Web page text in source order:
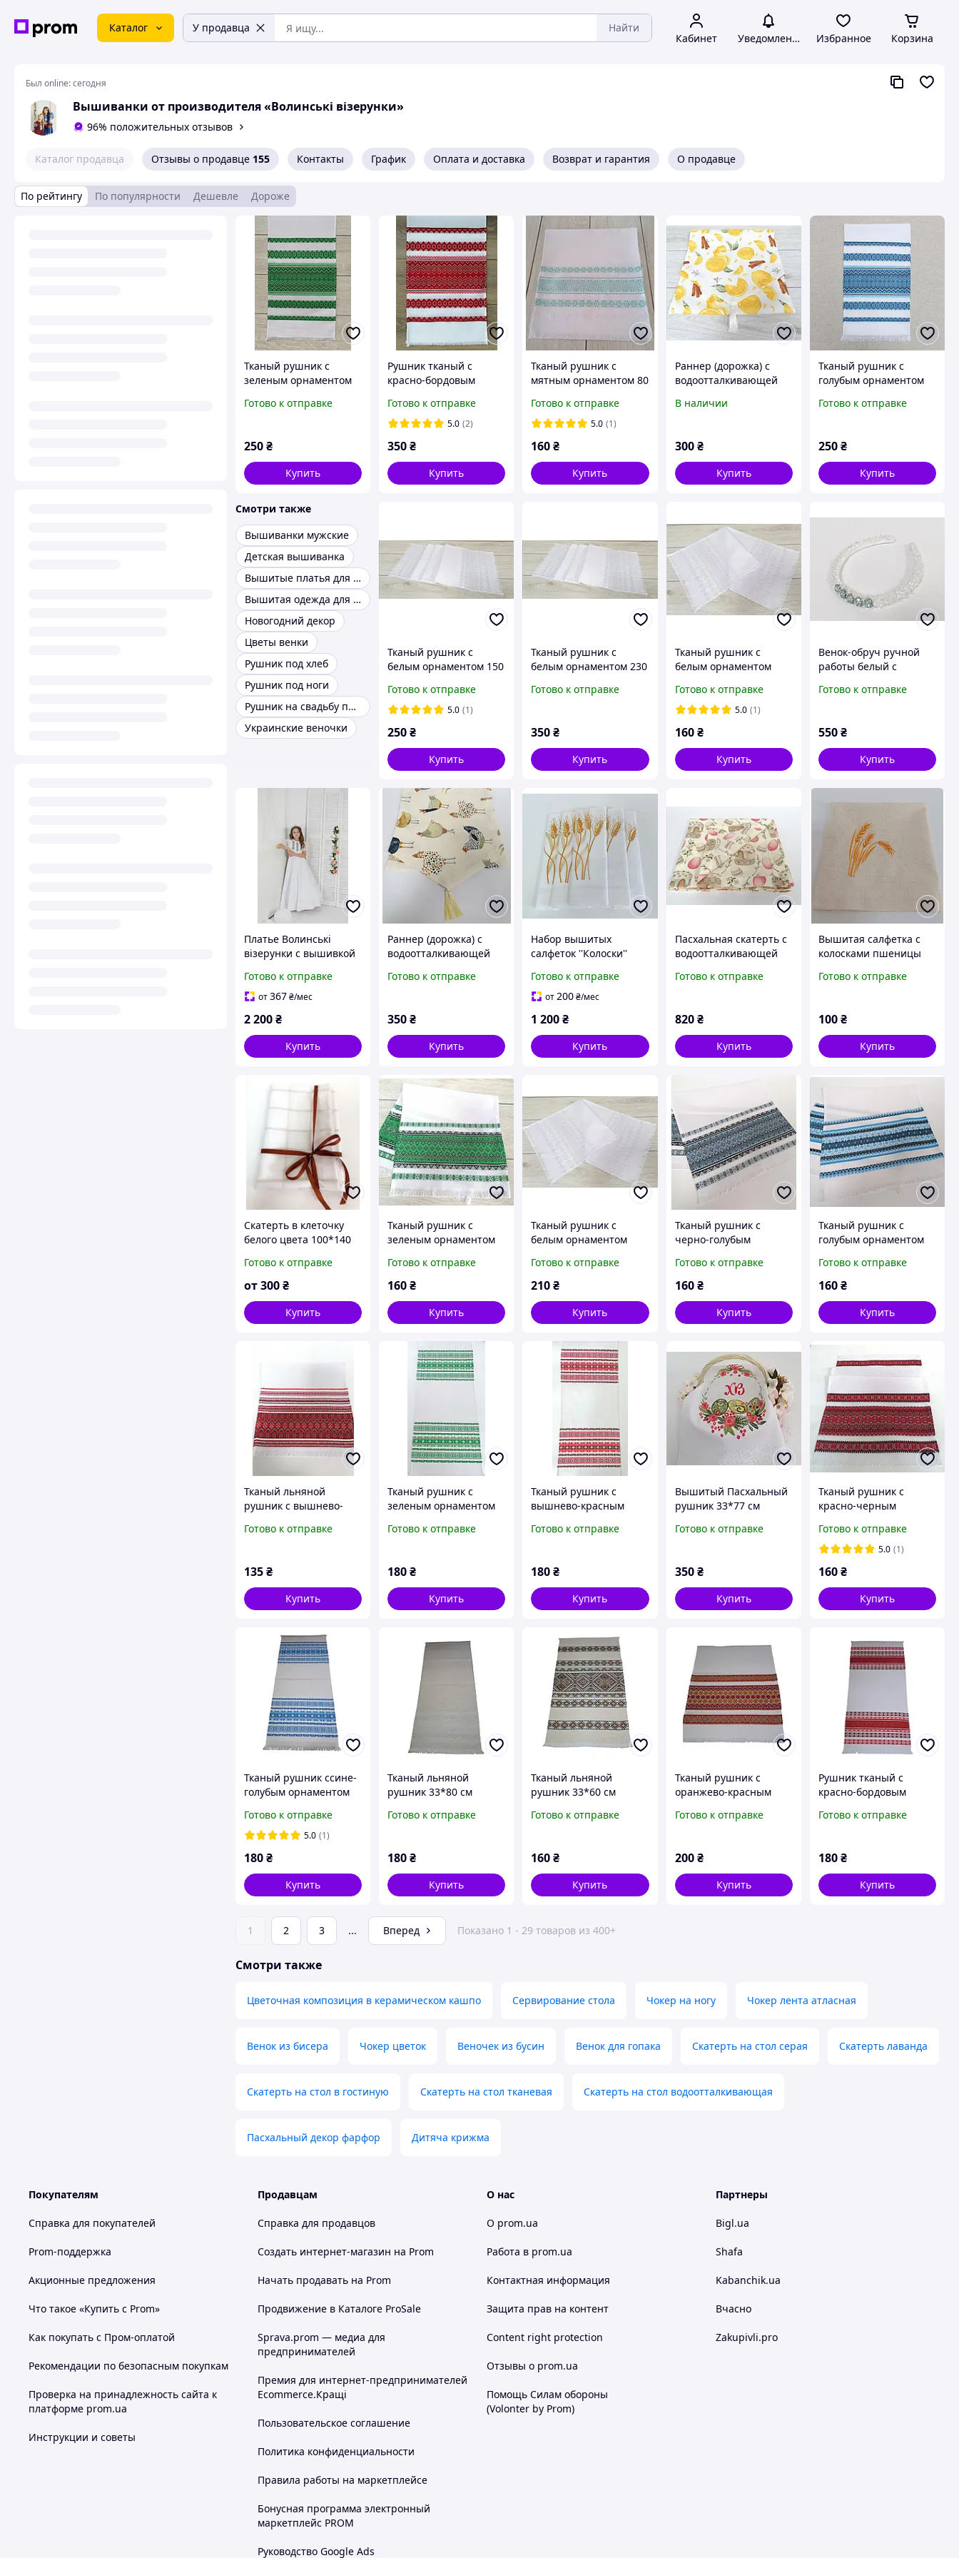
Каталог У продавца Найти
Кабинет Уведомления Избранное Корзина
Был online:сегодня
Вышиванки от производителя «Волинські візерунки»
96% положительных отзывов
Каталог продавца Отзывы о продавце 155 Контакты График Оплата и доставка Возврат и гарантия О продавце
По рейтингу По популярности Дешевле Дороже
Тканый рушник с
зеленым орнаментом
Готово к отправке
250₴
Купить
Рушник тканый с
красно-бордовым
Готово к отправке
5.0 (2)
350₴
Купить
Тканый рушник с
мятным орнаментом 80
Готово к отправке
5.0 (1)
160₴
Купить
Раннер (дорожка) с
водоотталкивающей
корица'' 40*140 см
В наличии
300 ₴
Купить
Тканый рушник с
голубым орнаментом
Готово к отправке
250₴
Купить
Смотри также
Вышиванки мужские
Детская вышиванка
Вышитые платья для девочек
Вышитая одежда для мальчиков
Новогодний декор
Цветы венки
Рушник под хлеб
Рушник под ноги
Рушник на свадьбу под каравай
Украинские веночки
Тканый рушник с
белым орнаментом 150
Готово к отправке
5.0 (1)
250₴
Купить
Тканый рушник с
белым орнаментом 230
Готово к отправке
350₴
Купить
Тканый рушник с
белым орнаментом
Готово к отправке
5.0 (1)
160 ₴
Купить
Венок-обруч ручной
работы белый с
Готово к отправке
550₴
Купить
Платье Волинські
візерунки с вышивкой
причастие 134 р белое
Готово к отправке
от367₴/мес
2 200₴
Купить
Раннер (дорожка) с
водоотталкивающей
40*170 см
Готово к отправке
350₴
Купить
Набор вышитых
салфеток ''Колоски''
Готово к отправке
от200₴/мес
1 200₴
Купить
Пасхальная скатерть с
водоотталкивающей
Готово к отправке
820 ₴
Купить
Вышитая салфетка с
колосками пшеницы
Готово к отправке
100₴
Купить
Скатерть в клеточку
белого цвета 100*140
Готово к отправке
от300₴
Купить
Тканый рушник с
зеленым орнаментом
Готово к отправке
160₴
Купить
Тканый рушник с
белым орнаментом
Готово к отправке
210₴
Купить
Тканый рушник с
черно-голубым
Готово к отправке
160 ₴
Купить
Тканый рушник с
голубым орнаментом
Готово к отправке
160₴
Купить
Тканый льняной
рушник с вышнево-
70 см
Готово к отправке
135₴
Купить
Тканый рушник с
зеленым орнаментом
Готово к отправке
180₴
Купить
Тканый рушник с
вышнево-красным
Готово к отправке
180₴
Купить
Вышитый Пасхальный
рушник 33*77 см
Готово к отправке
350 ₴
Купить
Тканый рушник с
красно-черным
Готово к отправке
5.0 (1)
160₴
Купить
Тканый рушник ссине-
голубым орнаментом
Готово к отправке
5.0 (1)
180₴
Купить
Тканый льняной
рушник 33*80 см
Готово к отправке
180₴
Купить
Тканый льняной
рушник 33*60 см
Готово к отправке
160₴
Купить
Тканый рушник с
оранжево-красным
Готово к отправке
200 ₴
Купить
Рушник тканый с
красно-бордовым
Готово к отправке
180₴
Купить
1 2 3 ... Вперед Показано 1 - 29 товаров из 400+
Смотри также
Цветочная композиция в керамическом кашпо Сервирование стола Чокер на ногу Чокер лента атласная
Венок из бисера Чокер цветок Веночек из бусин Венок для гопака Скатерть на стол серая Скатерть лаванда
Скатерть на стол в гостиную Скатерть на стол тканевая Скатерть на стол водоотталкивающая
Пасхальный декор фарфор Дитяча крижма
Покупателям
Справка для покупателей
Prom-поддержка
Акционные предложения
Что такое «Купить с Prom»
Как покупать с Пром-оплатой
Рекомендации по безопасным покупкам
Проверка на принадлежность сайта к
платформе prom.ua
Инструкции и советы
Продавцам
Справка для продавцов
Создать интернет-магазин на Prom
Начать продавать на Prom
Продвижение в Каталоге ProSale
Sprava.prom — медиа для
предпринимателей
Премия для интернет-предпринимателей
Ecommerce.Кращі
Пользовательское соглашение
Политика конфиденциальности
Правила работы на маркетплейсе
Бонусная программа электронный
маркетплейс PROM
Руководство Google Ads
О нас
О prom.ua
Работа в prom.ua
Контактная информация
Защита прав на контент
Content right protection
Отзывы о prom.ua
Помощь Силам обороны
(Volonter by Prom)
Партнеры
Bigl.ua
Shafa
Kabanchik.ua
Вчасно
Zakupivli.pro